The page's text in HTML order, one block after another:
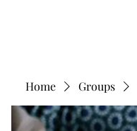
Home Groups